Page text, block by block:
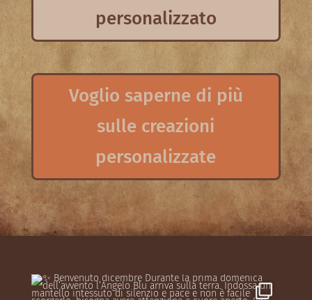
personalizzato
Voglio saperne di più
sulle creazioni
personalizzate